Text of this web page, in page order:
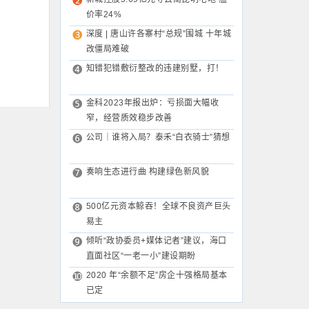
价率24%
深度 | 唐山许各寨村“总规”围城 十年城
改僵局难破
知错犯错敷衍整改的违建别墅，打！
金科2023年报出炉：亏损面大幅收
窄，经营质效稳步改善
公司｜谁将入局？泰禾“白衣骑士”猜想
奏响生态进行曲 构建绿色新风貌
500亿元资本鲸吞！全球不良资产巨头
易主
倾听“政协委员+媒体记者”建议，海口
直面社区“一老一小”建设期盼
2020 年“余额不足”房企十强格局基本
已定